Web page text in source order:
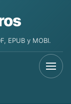
EPUB y MOBI.